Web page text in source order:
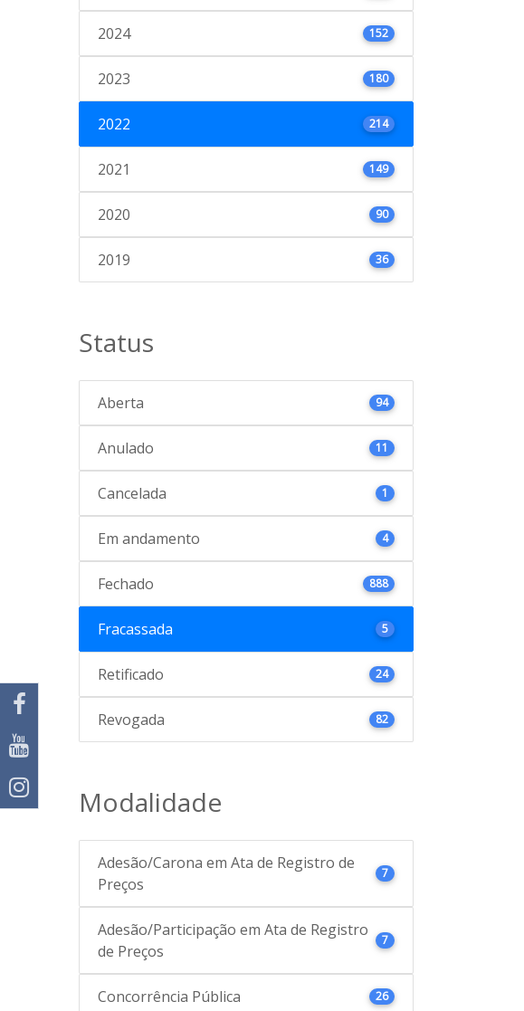
2024 152
2023 180
2022 214
2021 149
2020 90
2019 36
Status
Aberta 94
Anulado 11
Cancelada 1
Em andamento 4
Fechado 888
Fracassada 5
Retificado 24
Revogada 82
Modalidade
Adesão/Carona em Ata de Registro de
Preços
7
Adesão/Participação em Ata de Registro
de Preços
7
Concorrência Pública 26